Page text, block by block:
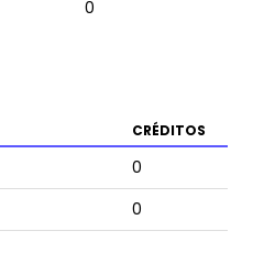
0
CRÉDITOS
0
0